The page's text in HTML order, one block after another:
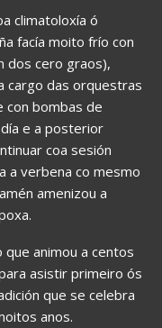
climatoloxía ó
facía moito frío con
dos cero graos),
cargo das orquestras
con bombas de
e a posterior
coa sesión
a verbena co mesmo
amenizou a
animou a centos
asistir primeiro ós
que se celebra
anos.